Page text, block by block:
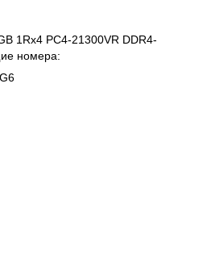
1Rx4 PC4-21300VR DDR4-
номера: